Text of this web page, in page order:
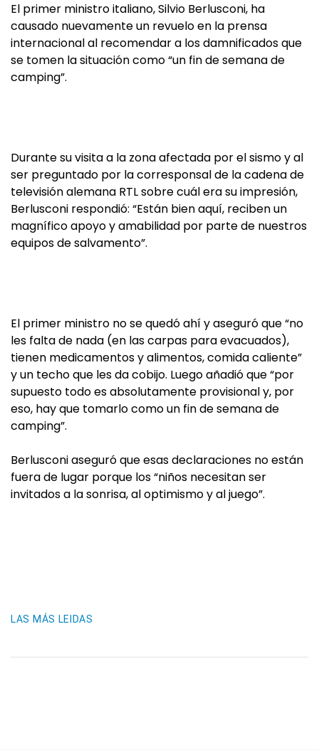
El primer ministro italiano, Silvio Berlusconi, ha
causado nuevamente un revuelo en la prensa
internacional al recomendar a los damnificados que
se tomen la situación como “un fin de semana de
camping”.
Durante su visita a la zona afectada por el sismo y al
ser preguntado por la corresponsal de la cadena de
televisión alemana RTL sobre cuál era su impresión,
Berlusconi respondió: “Están bien aquí, reciben un
magnífico apoyo y amabilidad por parte de nuestros
equipos de salvamento”.
El primer ministro no se quedó ahí y aseguró que “no
les falta de nada (en las carpas para evacuados),
tienen medicamentos y alimentos, comida caliente”
y un techo que les da cobijo. Luego añadió que “por
supuesto todo es absolutamente provisional y, por
eso, hay que tomarlo como un fin de semana de
camping”.
Berlusconi aseguró que esas declaraciones no están
fuera de lugar porque los “niños necesitan ser
invitados a la sonrisa, al optimismo y al juego”.
LAS MÁS LEIDAS